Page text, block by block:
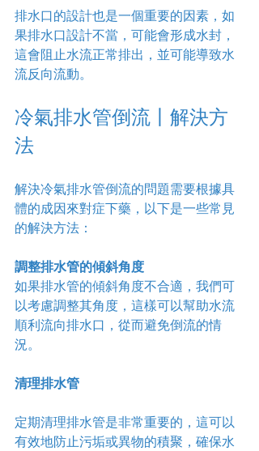
排水口的設計也是一個重要的因素，如
果排水口設計不當，可能會形成水封，
這會阻止水流正常排出，並可能導致水
流反向流動。
冷氣排水管倒流丨解決方
法
解決冷氣排水管倒流的問題需要根據具
體的成因來對症下藥，以下是一些常見
的解決方法：
調整排水管的傾斜角度
如果排水管的傾斜角度不合適，我們可
以考慮調整其角度，這樣可以幫助水流
順利流向排水口，從而避免倒流的情
況。
清理排水管
定期清理排水管是非常重要的，這可以
有效地防止污垢或異物的積聚，確保水